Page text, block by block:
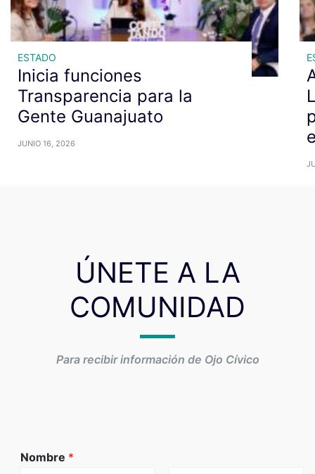
ESTADO
Inicia funciones
Transparencia para la
Gente Guanajuato
JUNIO 16, 2026
ÚNETE A LA
COMUNIDAD
Para recibir información de Ojo Cívico
Nombre *